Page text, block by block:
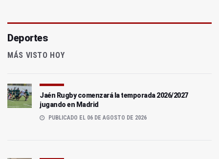
Deportes
MÁS VISTO HOY
Jaén Rugby comenzará la temporada 2026/2027
jugando en Madrid
PUBLICADO EL 06 DE AGOSTO DE 2026